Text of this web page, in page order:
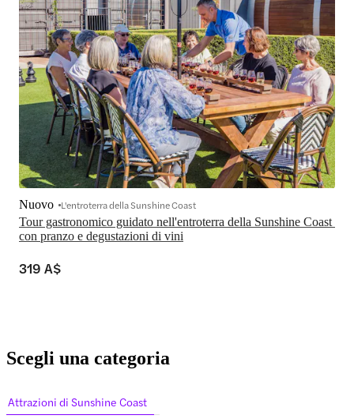
Tour gastronomico guidato nell'entroterra della Sunshine Coast
con pranzo e degustazioni di vini
Nuovo L'entroterra della Sunshine Coast
319 A$
Scegli una categoria
Attrazioni di Sunshine Coast